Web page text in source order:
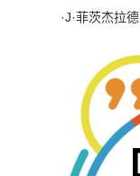
·J·菲茨杰拉德